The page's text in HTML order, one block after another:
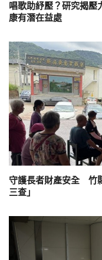
唱歌助紓壓？研究揭
康有潛在益處
守護長者財產安全 竹
三查」